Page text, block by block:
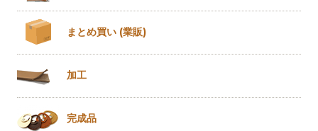
まとめ買い (業販)
加工
完成品